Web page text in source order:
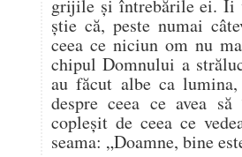
grijile și întrebările ei. Îi
știe că, peste numai
ceea ce niciun om nu
chipul Domnului a
au făcut albe ca
despre ceea ce avea
copleșit de ceea ce
seama: „Doamne, bine